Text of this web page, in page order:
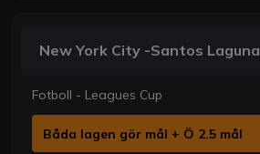
New York City -Santos Laguna
Fotboll - Leagues Cup
Båda lagen gör mål + Ö 2.5 mål